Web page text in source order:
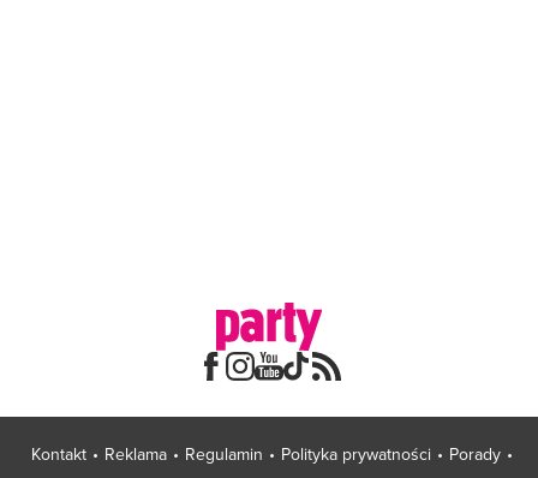
Kontakt Reklama Regulamin Polityka prywatności
Porady